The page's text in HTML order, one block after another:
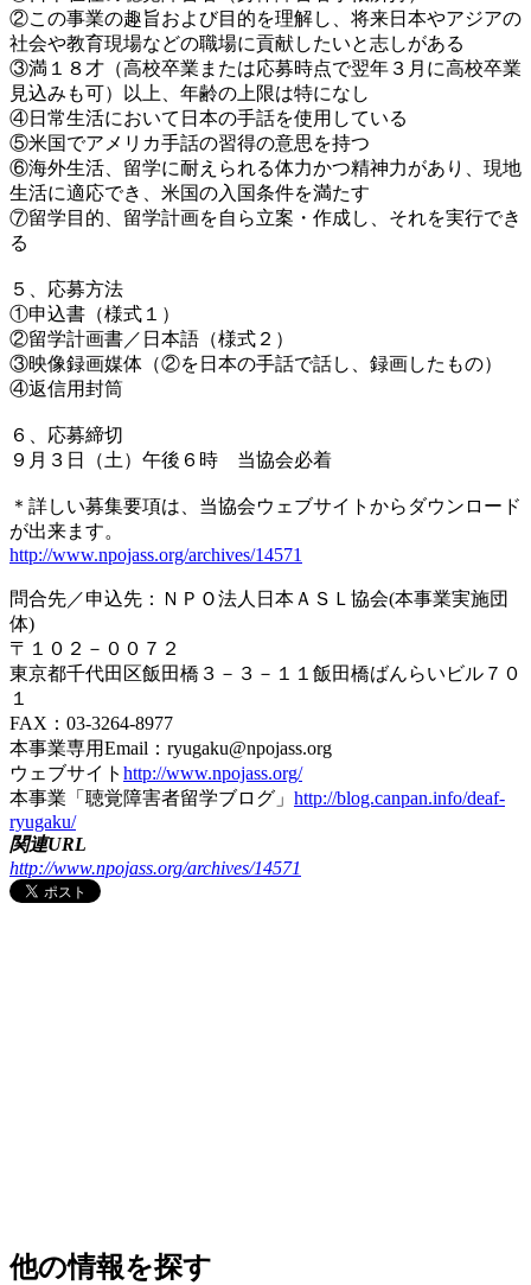
②この事業の趣旨および目的を理解し、将来日本やアジアの
社会や教育現場などの職場に貢献したいと志しがある
③満１８才（高校卒業または応募時点で翌年３月に高校卒業
見込みも可）以上、年齢の上限は特になし
④日常生活において日本の手話を使用している
⑤米国でアメリカ手話の習得の意思を持つ
⑥海外生活、留学に耐えられる体力かつ精神力があり、現地
生活に適応でき、米国の入国条件を満たす
⑦留学目的、留学計画を自ら立案・作成し、それを実行でき
る
５、応募方法
①申込書（様式１）
②留学計画書／日本語（様式２）
③映像録画媒体（②を日本の手話で話し、録画したもの）
④返信用封筒
６、応募締切
９月３日（土）午後６時 当協会必着
＊詳しい募集要項は、当協会ウェブサイトからダウンロード
が出来ます。
http://www.npojass.org/archives/14571
問合先／申込先：ＮＰＯ法人日本ＡＳＬ協会(本事業実施団
体)
〒１０２－００７２
東京都千代田区飯田橋３－３－１１飯田橋ばんらいビル７０
１
FAX：03-3264-8977
本事業専用Email：ryugaku@npojass.org
ウェブサイト http://www.npojass.org/
本事業「聴覚障害者留学ブログ」 http://blog.canpan.info/deaf-
ryugaku/
関連URL
http://www.npojass.org/archives/14571
他の情報を探す